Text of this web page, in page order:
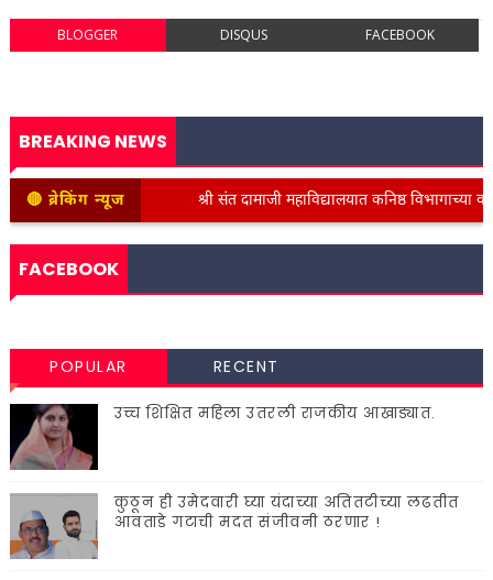
BLOGGER DISQUS FACEBOOK
BREAKING NEWS
🔴 ब्रेकिंग न्यूज श्री संत दामाजी महाविद्यालयात कनिष्ठ विभागाच्या वतीने
FACEBOOK
POPULAR RECENT
उच्च शिक्षित महिला उतरली राजकीय आखाड्यात.
कुठून ही उमेदवारी घ्या यंदाच्या अतितटीच्या लढतीत
आवताडे गटाची मदत संजीवनी ठरणार !